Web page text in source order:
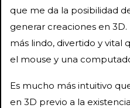
que me da la posibilidad
generar creaciones en
más lindo, divertido y vital
el mouse y una
Es mucho más intuitivo
en 3D previo a la